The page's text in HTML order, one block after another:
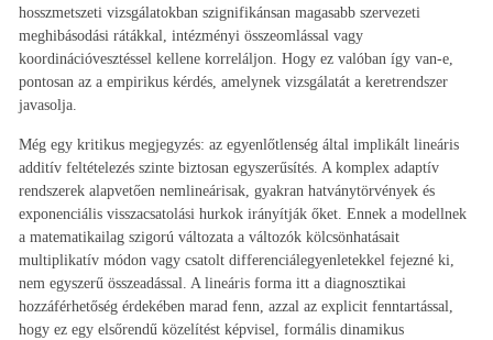
hosszmetszeti vizsgálatokban szignifikánsan magasabb szervezeti
meghibásodási rátákkal, intézményi összeomlással vagy
koordinációvesztéssel kellene korreláljon. Hogy ez valóban így van-e,
pontosan az a empirikus kérdés, amelynek vizsgálatát a keretrendszer
javasolja.
Még egy kritikus megjegyzés: az egyenlőtlenség által implikált lineáris
additív feltételezés szinte biztosan egyszerűsítés. A komplex adaptív
rendszerek alapvetően nemlineárisak, gyakran hatványtörvények és
exponenciális visszacsatolási hurkok irányítják őket. Ennek a modellnek
a matematikailag szigorú változata a változók kölcsönhatásait
multiplikatív módon vagy csatolt differenciálegyenletekkel fejezné ki,
nem egyszerű összeadással. A lineáris forma itt a diagnosztikai
hozzáférhetőség érdekében marad fenn, azzal az explicit fenntartással,
hogy ez egy elsőrendű közelítést képvisel, formális dinamikus